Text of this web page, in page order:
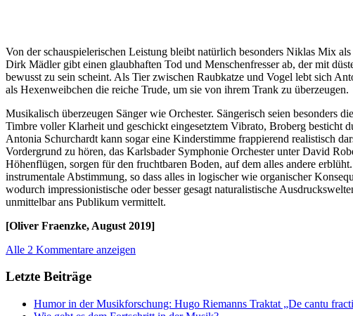
Von der schauspielerischen Leistung bleibt natürlich besonders Niklas Mix
Dirk Mädler gibt einen glaubhaften Tod und Menschenfresser ab, der mit
bewusst zu sein scheint. Als Tier zwischen Raubkatze und Vogel lebt sich
als Hexenweibchen die reiche Trude, um sie von ihrem Trank zu überzeugen.
Musikalisch überzeugen Sänger wie Orchester. Sängerisch seien besonders
Timbre voller Klarheit und geschickt eingesetztem Vibrato, Broberg besticht
Antonia Schurchardt kann sogar eine Kinderstimme frappierend realistisch
Vordergrund zu hören, das Karlsbader Symphonie Orchester unter David
Höhenflügen, sorgen für den fruchtbaren Boden, auf dem alles andere
instrumentale Abstimmung, so dass alles in logischer wie organischer
wodurch impressionistische oder besser gesagt naturalistische
unmittelbar ans Publikum vermittelt.
[Oliver Fraenzke, August 2019]
Alle 2 Kommentare anzeigen
Letzte Beiträge
Humor in der Musikforschung: Hugo Riemanns Traktat „De cantu